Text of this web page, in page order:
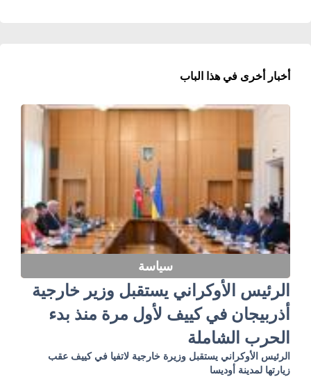
أخبار أخرى في هذا الباب
سياسة
الرئيس الأوكراني يستقبل وزير خارجية
أذربيجان في كييف لأول مرة منذ بدء
الحرب الشاملة
الرئيس الأوكراني يستقبل وزيرة خارجية لاتفيا في كييف عقب
زيارتها لمدينة أوديسا